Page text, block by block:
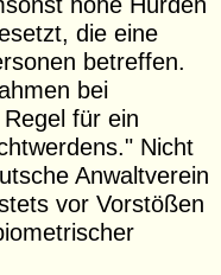
die eine
betreffen.
bei
für ein
Nicht
Anwalt­verein
vor Vorstößen